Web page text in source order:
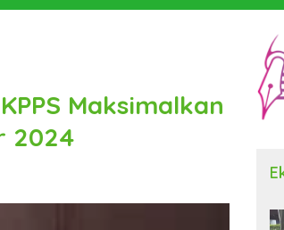
Maksimalkan
2024